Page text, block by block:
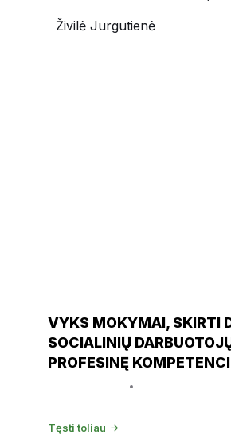
Živilė Jurgutienė
VYKS MOKYMAI, SKIRTI
SOCIALINIŲ
PROFESINĘ
Tęsti toliau